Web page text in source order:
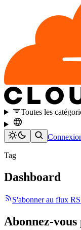
Toutes les
Tag
Dashboard
S'abonner au flux
Abonnez-